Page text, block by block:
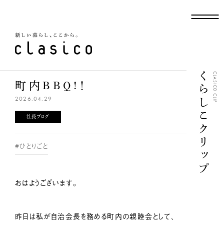
くらしこクリップCLASICO CLIP
町内BBQ!！
2026.04.29
社長ブログ
#ひとりごと
おはようございます。
昨日は私が自治会長を務める町内の親睦会として、